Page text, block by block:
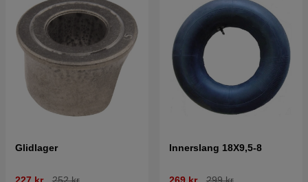
Glidlager Innerslang 18X9,5-8